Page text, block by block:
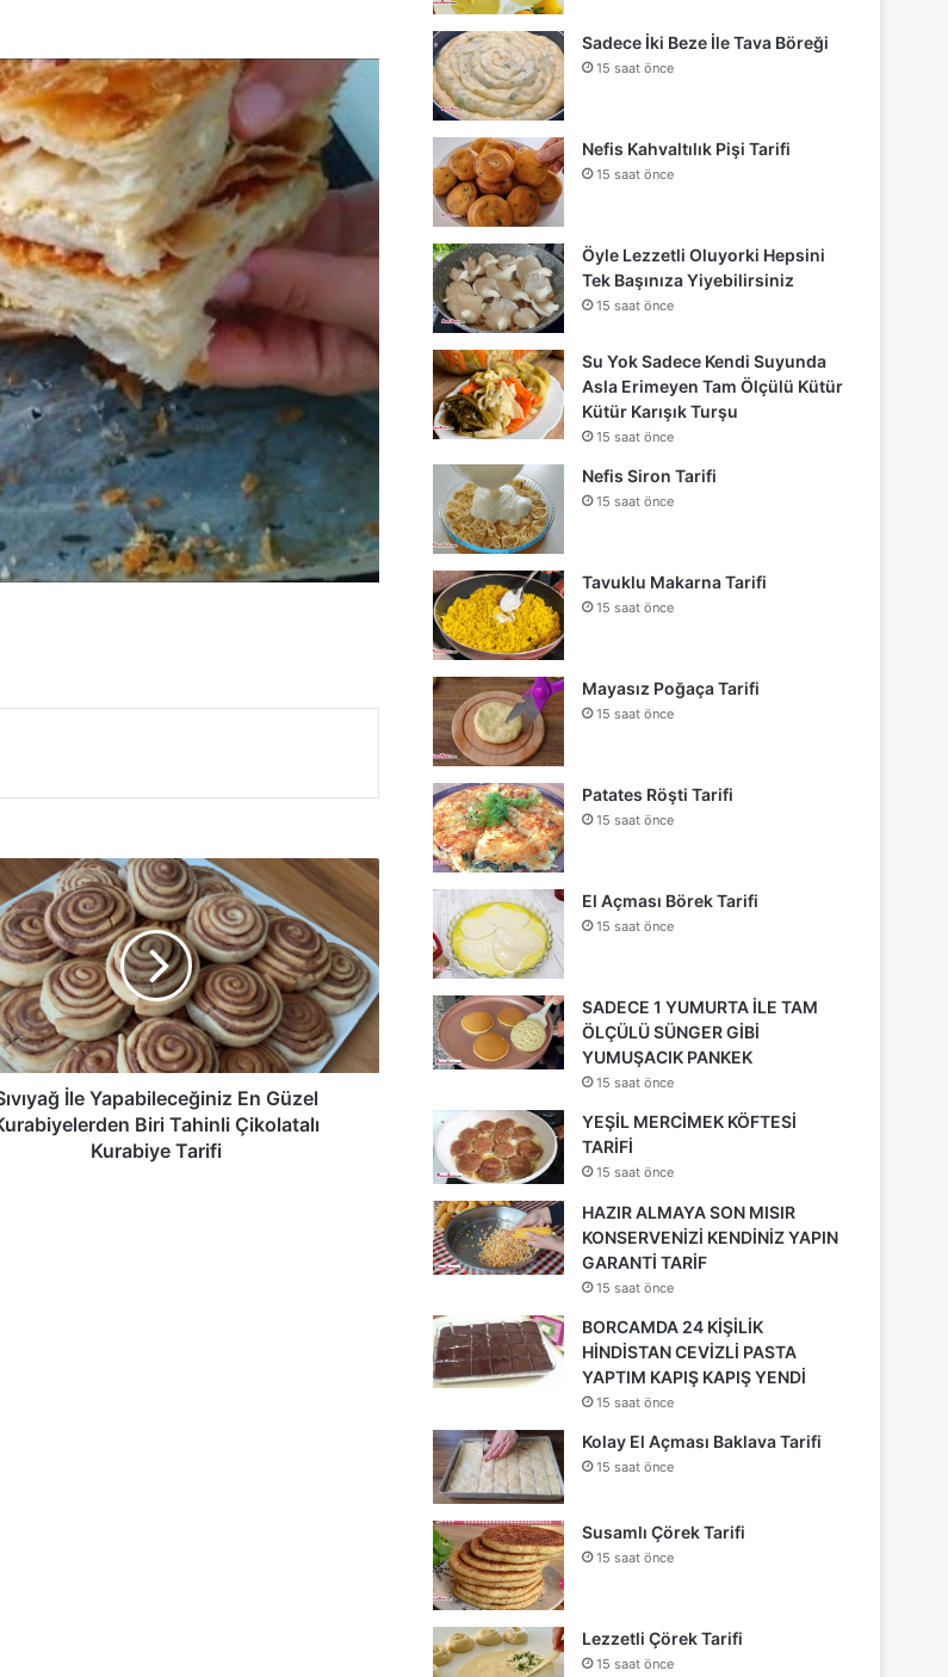
İle Yapabileceğiniz En Güzel
Biri Tahinli Çikolatalı
Kurabiye Tarifi
Sadece İki Beze İle Tava Böreği
15 saat önce
Nefis Kahvaltılık Pişi Tarifi
15 saat önce
Öyle Lezzetli Oluyorki Hepsini
Tek Başınıza Yiyebilirsiniz
15 saat önce
Su Yok Sadece Kendi Suyunda
Asla Erimeyen Tam Ölçülü Kütür
Kütür Karışık Turşu
15 saat önce
Nefis Siron Tarifi
15 saat önce
Tavuklu Makarna Tarifi
15 saat önce
Mayasız Poğaça Tarifi
15 saat önce
Patates Röşti Tarifi
15 saat önce
El Açması Börek Tarifi
15 saat önce
SADECE 1 YUMURTA İLE TAM
ÖLÇÜLÜ SÜNGER GİBİ
YUMUŞACIK PANKEK
15 saat önce
YEŞİL MERCİMEK KÖFTESİ
TARİFİ
15 saat önce
HAZIR ALMAYA SON MISIR
KONSERVENİZİ KENDİNİZ YAPIN
GARANTİ TARİF
15 saat önce
BORCAMDA 24 KİŞİLİK
HİNDİSTAN CEVİZLİ PASTA
YAPTIM KAPIŞ KAPIŞ YENDİ
15 saat önce
Kolay El Açması Baklava Tarifi
15 saat önce
Susamlı Çörek Tarifi
15 saat önce
Lezzetli Çörek Tarifi
15 saat önce